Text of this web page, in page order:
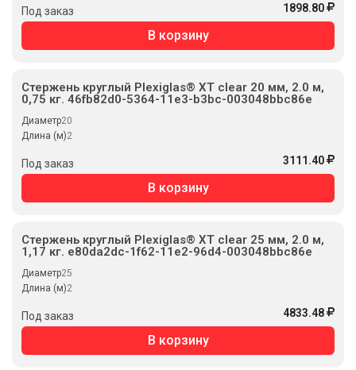
Под заказ 1898.80
В корзину
Стержень круглый Plexiglas® XT clear 20 мм, 2.0 м,
0,75 кг. 46fb82d0-5364-11e3-b3bc-003048bbc86e
Диаметр20
Длина (м)2
Под заказ 3111.40
В корзину
Стержень круглый Plexiglas® XT clear 25 мм, 2.0 м,
1,17 кг. e80da2dc-1f62-11e2-96d4-003048bbc86e
Диаметр25
Длина (м)2
Под заказ 4833.48
В корзину